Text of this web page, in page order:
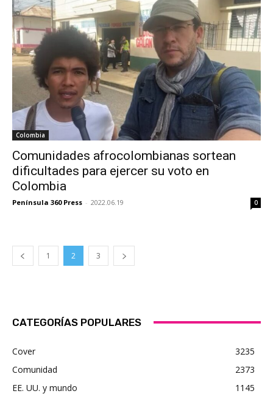
Colombia
Comunidades afrocolombianas sortean
dificultades para ejercer su voto en
Colombia
Península 360 Press - 2022.06.19 0
1 2 3
CATEGORÍAS POPULARES
Cover
3235
Comunidad
2373
EE. UU. y mundo
1145